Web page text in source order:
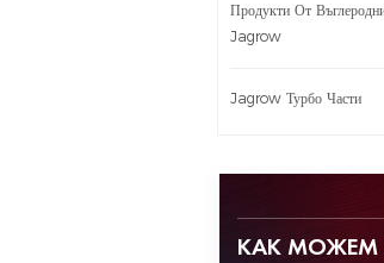
Продукти От
Jagrow
Jagrow Турбо Части
КАК МОЖЕМ